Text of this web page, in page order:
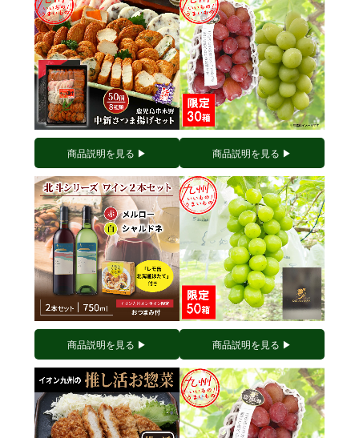
商品説明を見る ▶︎ 商品説明を見る ▶︎
商品説明を見る ▶︎ 商品説明を見る ▶︎